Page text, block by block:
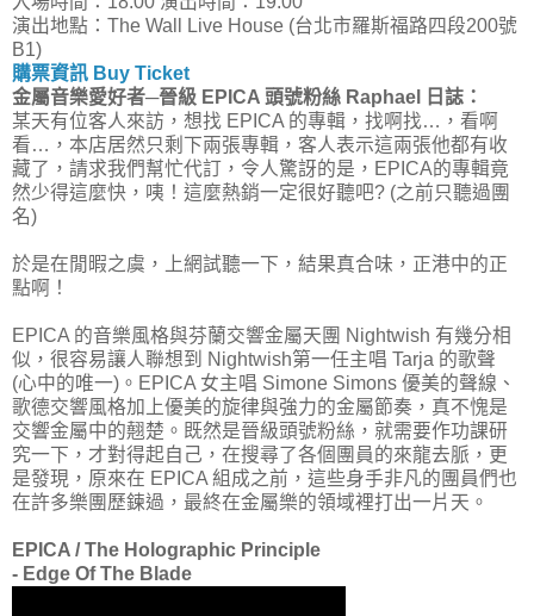
演出地點：The Wall Live House (台北市羅斯福路四段200號
B1)
購票資訊 Buy Ticket
金屬音樂愛好者─晉級 EPICA 頭號粉絲 Raphael 日誌：
某天有位客人來訪，想找 EPICA 的專輯，找啊找…，看啊
看…，本店居然只剩下兩張專輯，客人表示這兩張他都有收
藏了，請求我們幫忙代訂，令人驚訝的是，EPICA的專輯竟
然少得這麼快，咦！這麼熱銷一定很好聽吧? (之前只聽過團
名)
於是在閒暇之虞，上網試聽一下，結果真合味，正港中的正
點啊！
EPICA 的音樂風格與芬蘭交響金屬天團 Nightwish 有幾分相
似，很容易讓人聯想到 Nightwish第一任主唱 Tarja 的歌聲
(心中的唯一)。EPICA 女主唱 Simone Simons 優美的聲線、
歌德交響風格加上優美的旋律與強力的金屬節奏，真不愧是
交響金屬中的翹楚。既然是晉級頭號粉絲，就需要作功課研
究一下，才對得起自己，在搜尋了各個團員的來龍去脈，更
是發現，原來在 EPICA 組成之前，這些身手非凡的團員們也
在許多樂團歷鍊過，最終在金屬樂的領域裡打出一片天。
EPICA / The Holographic Principle
- Edge Of The Blade